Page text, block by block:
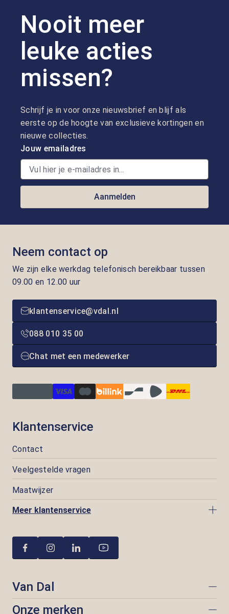
Nooit meer
leuke acties
missen?
Schrijf je in voor onze nieuwsbrief en blijf als
eerste op de hoogte van exclusieve kortingen en
nieuwe collecties.
Jouw emailadres
Aanmelden
Neem contact op
We zijn elke werkdag telefonisch bereikbaar tussen
09.00 en 12.00 uur
klantenservice@vdal.nl
088 010 35 00
Chat met een medewerker
Klantenservice
Contact
Veelgestelde vragen
Maatwijzer
Meer klantenservice
Van Dal
Onze merken